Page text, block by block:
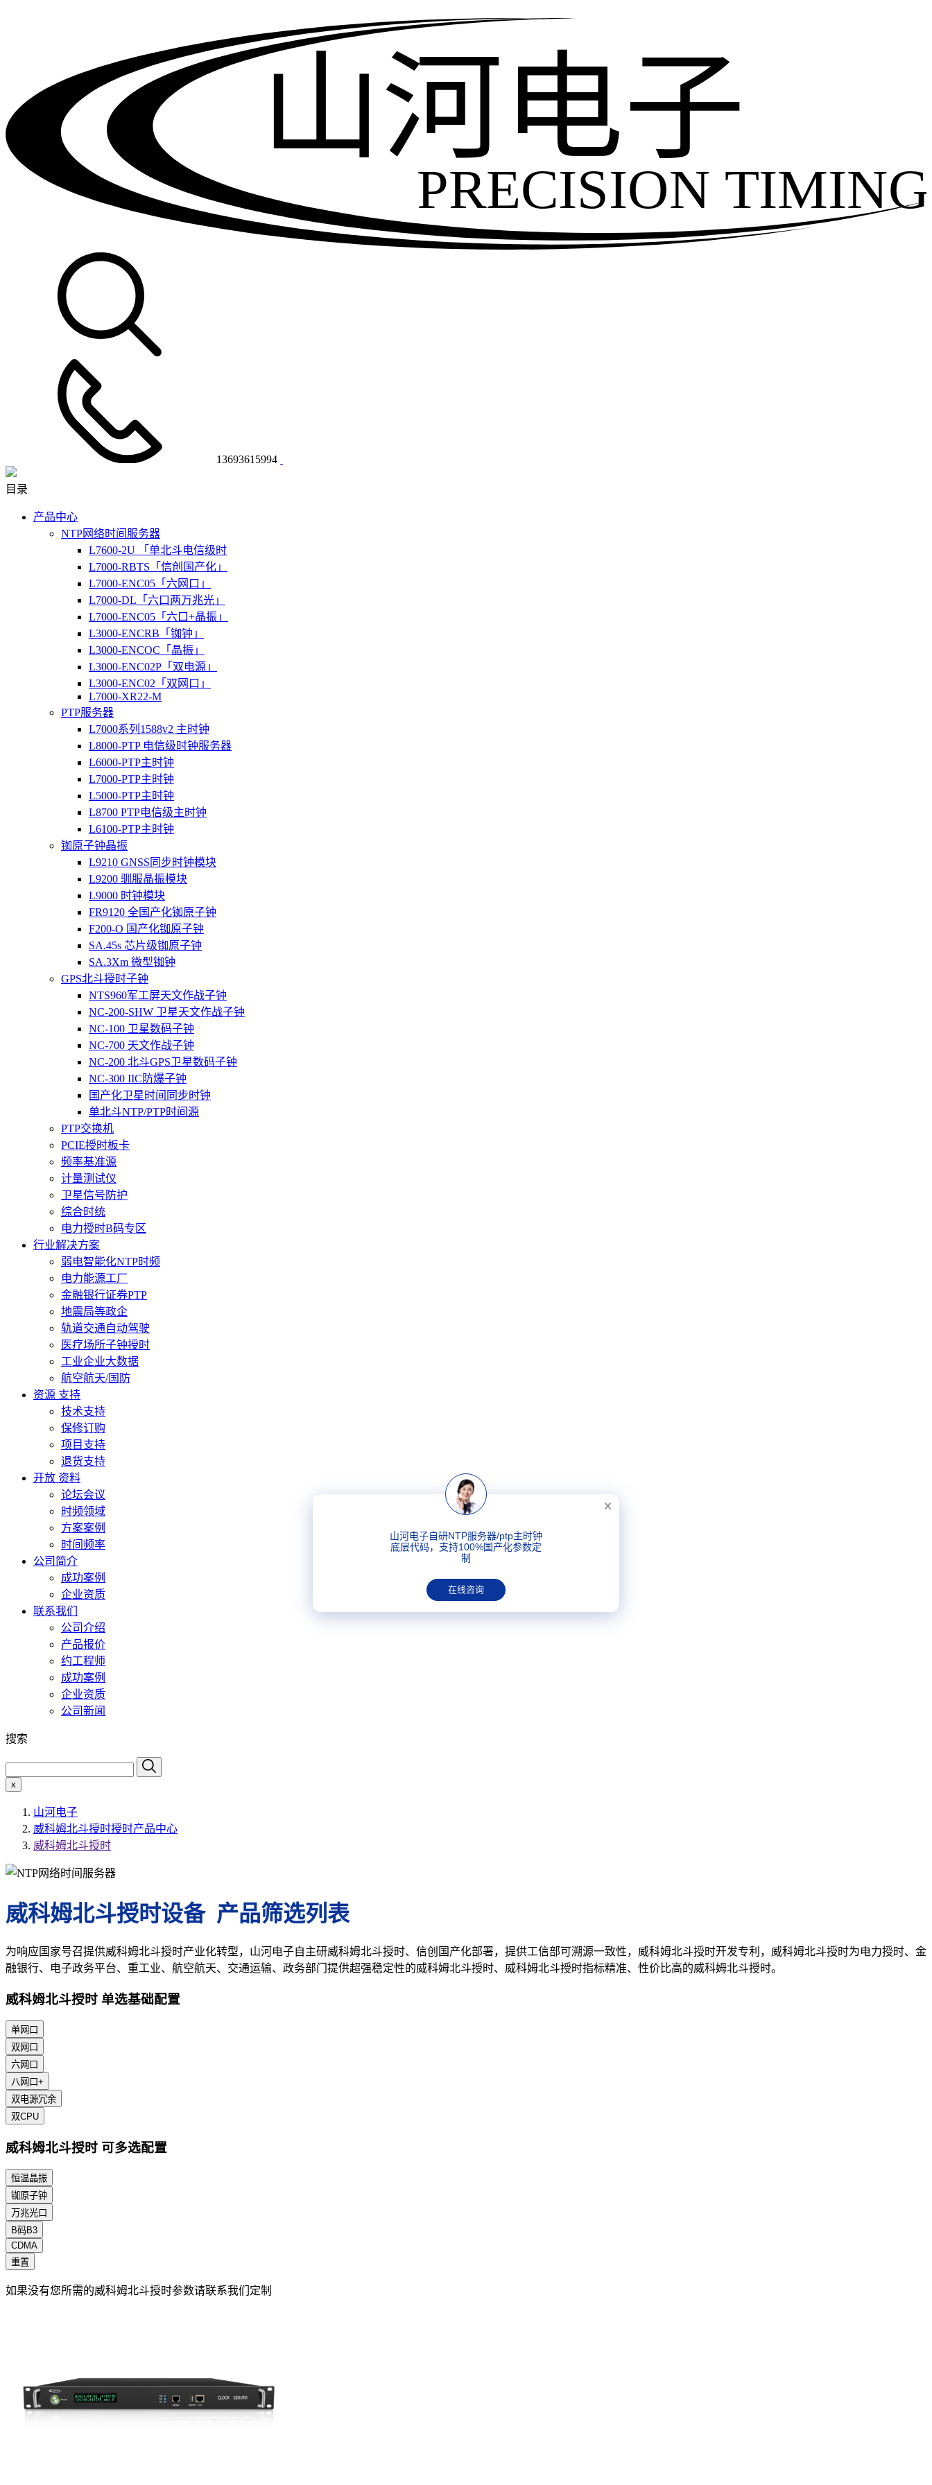
PRECISION TIMING
山河电子
13693615994
目录
产品中心
NTP网络时间服务器
L7600-2U 「单北斗电信级时
L7000-RBTS「信创国产化」
L7000-ENC05「六网口」
L7000-DL「六口两万兆光」
L7000-ENC05「六口+晶振」
L3000-ENCRB「铷钟」
L3000-ENCOC「晶振」
L3000-ENC02P「双电源」
L3000-ENC02「双网口」
L7000-XR22-M
PTP服务器
L7000系列1588v2 主时钟
L8000-PTP 电信级时钟服务器
L6000-PTP主时钟
L7000-PTP主时钟
L5000-PTP主时钟
L8700 PTP电信级主时钟
L6100-PTP主时钟
铷原子钟晶振
L9210 GNSS同步时钟模块
L9200 驯服晶振模块
L9000 时钟模块
FR9120 全国产化铷原子钟
F200-O 国产化铷原子钟
SA.45s 芯片级铷原子钟
SA.3Xm 微型铷钟
GPS北斗授时子钟
NTS960军工屏天文作战子钟
NC-200-SHW 卫星天文作战子钟
NC-100 卫星数码子钟
NC-700 天文作战子钟
NC-200 北斗GPS卫星数码子钟
NC-300 IIC防爆子钟
国产化卫星时间同步时钟
单北斗NTP/PTP时间源
PTP交换机
PCIE授时板卡
频率基准源
计量测试仪
卫星信号防护
综合时统
电力授时B码专区
行业解决方案
弱电智能化NTP时频
电力能源工厂
金融银行证券PTP
地震局等政企
轨道交通自动驾驶
医疗场所子钟授时
工业企业大数据
航空航天/国防
资源 支持
技术支持
保修订购
项目支持
退货支持
开放 资料
论坛会议
时频领域
方案案例
时间频率
公司简介
成功案例
企业资质
联系我们
公司介绍
产品报价
约工程师
成功案例
企业资质
公司新闻
搜索
x
山河电子
威科姆北斗授时授时产品中心
威科姆北斗授时
威科姆北斗授时设备 产品筛选列表
为响应国家号召提供威科姆北斗授时产业化转型，山河电子自主研威科姆北斗授时、信创国产化部署，提供工信部可溯源一致性，威科姆北斗授时开发专利，威科姆北斗授时为电力授时、金
融银行、电子政务平台、重工业、航空航天、交通运输、政务部门提供超强稳定性的威科姆北斗授时、威科姆北斗授时指标精准、性价比高的威科姆北斗授时。
威科姆北斗授时 单选基础配置
单网口
双网口
六网口
八网口+
双电源冗余
双CPU
威科姆北斗授时 可多选配置
恒温晶振
铷原子钟
万兆光口
B码B3
CDMA
重置
如果没有您所需的威科姆北斗授时参数请联系我们定制
山河电子自研NTP服务器/ptp主时钟
底层代码，支持100%国产化参数定
制
在线咨询